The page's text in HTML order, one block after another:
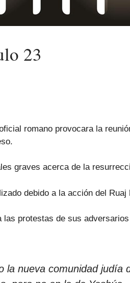
23
romano provocara la
graves acerca de la
debido a la acción del Ruaj
protestas de sus
nueva comunidad judía